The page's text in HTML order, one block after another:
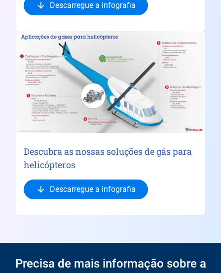
Descarregue a infografia
Descubra as nossas soluções de gás para
helicópteros
Descarregue a infografia
Precisa de mais informação sobre a